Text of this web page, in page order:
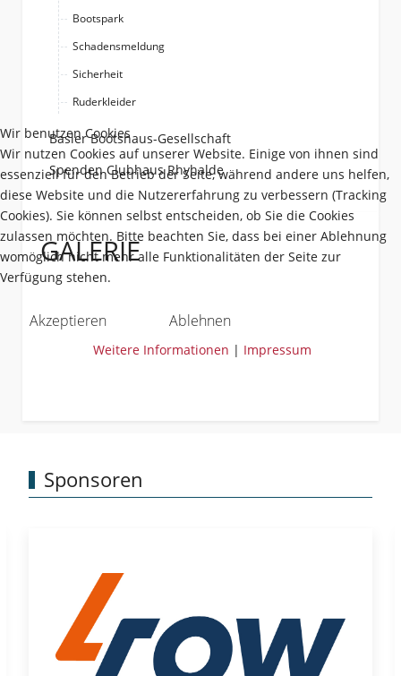
Bootspark
Schadensmeldung
Sicherheit
Ruderkleider
Basler Bootshaus-Gesellschaft
Spenden Clubhaus Rhyhalde
GALERIE
Sponsoren
Wir benutzen Cookies
Wir nutzen Cookies auf unserer Website. Einige von ihnen sind
essenziell für den Betrieb der Seite, während andere uns helfen,
diese Website und die Nutzererfahrung zu verbessern (Tracking
Cookies). Sie können selbst entscheiden, ob Sie die Cookies
zulassen möchten. Bitte beachten Sie, dass bei einer Ablehnung
womöglich nicht mehr alle Funktionalitäten der Seite zur
Verfügung stehen.
Akzeptieren Ablehnen
Weitere Informationen | Impressum